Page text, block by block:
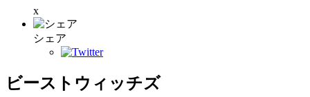
x
シェア
ビーストウィッチズ